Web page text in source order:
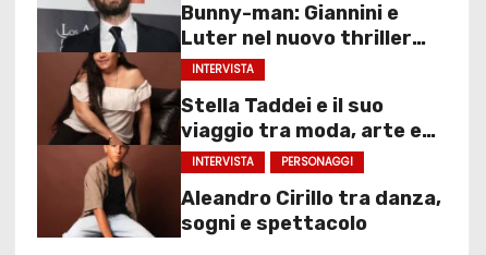
Bunny-man: Giannini e
Luter nel nuovo thriller
sociale
INTERVISTA
Stella Taddei e il suo
viaggio tra moda, arte e
spettacolo
INTERVISTA PERSONAGGI
Aleandro Cirillo tra danza,
sogni e spettacolo